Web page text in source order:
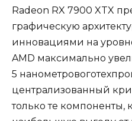
Radeon RX 7900 XTX
графическую
инновациями на
AMD максимально
5
централизованный
только те компоненты,